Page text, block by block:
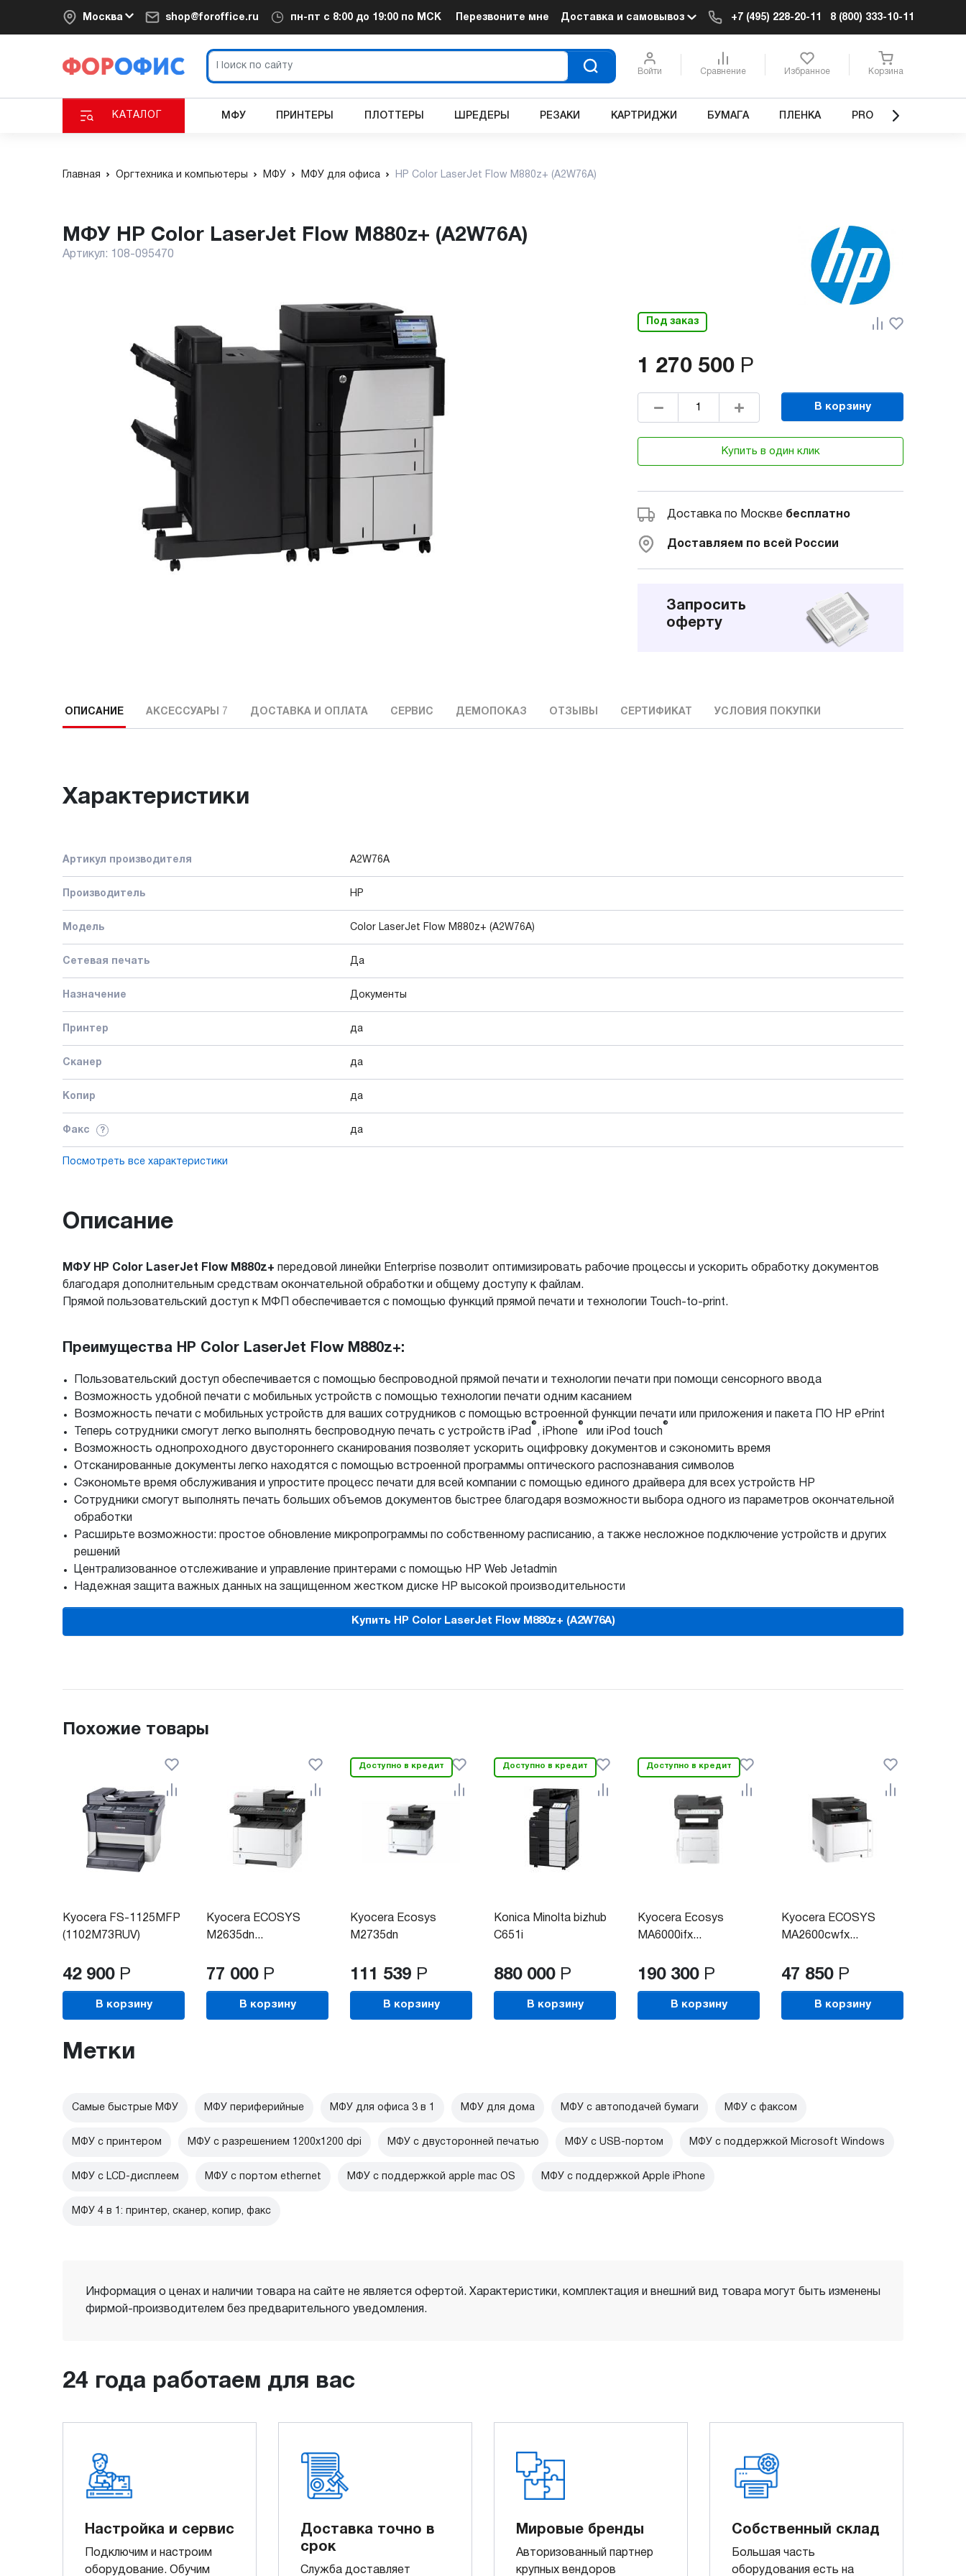
Москва shop@foroffice.ru пн-пт с 8:00 до 19:00 по МСК Перезвоните мне Доставка и самовывоз +7 (495) 228-20-11 8 (800) 333-10-11
Войти Сравнение Избранное Корзина
КАТАЛОГ МФУ ПРИНТЕРЫ ПЛОТТЕРЫ ШРЕДЕРЫ РЕЗАКИ КАРТРИДЖИ БУМАГА ПЛЕНКА PRO
Главная Оргтехника и компьютеры МФУ МФУ для офиса HP Color LaserJet Flow M880z+ (A2W76A)
МФУ HP Color LaserJet Flow M880z+ (A2W76A)
Артикул: 108-095470
Под заказ
1 270 500 Р
В корзину
Купить в один клик
Доставка по Москве бесплатно
Доставляем по всей России
Запросить
оферту
ОПИСАНИЕ АКСЕССУАРЫ 7 ДОСТАВКА И ОПЛАТА СЕРВИС ДЕМОПОКАЗ ОТЗЫВЫ СЕРТИФИКАТ УСЛОВИЯ ПОКУПКИ
Характеристики
Артикул производителя A2W76A
Производитель HP
Модель Color LaserJet Flow M880z+ (A2W76A)
Сетевая печать Да
Назначение Документы
Принтер да
Сканер да
Копир да
Факс ? да
Посмотреть все характеристики
Описание
МФУ HP Color LaserJet Flow M880z+ передовой линейки Enterprise позволит оптимизировать рабочие процессы и ускорить обработку документов
благодаря дополнительным средствам окончательной обработки и общему доступу к файлам.
Прямой пользовательский доступ к МФП обеспечивается с помощью функций прямой печати и технологии Touch-to-print.
Преимущества HP Color LaserJet Flow M880z+:
Пользовательский доступ обеспечивается с помощью беспроводной прямой печати и технологии печати при помощи сенсорного ввода
Возможность удобной печати с мобильных устройств с помощью технологии печати одним касанием
Возможность печати с мобильных устройств для ваших сотрудников с помощью встроенной функции печати или приложения и пакета ПО HP ePrint
Теперь сотрудники смогут легко выполнять беспроводную печать с устройств iPad
®
, iPhone
®
или iPod touch
®
Возможность однопроходного двустороннего сканирования позволяет ускорить оцифровку документов и сэкономить время
Отсканированные документы легко находятся с помощью встроенной программы оптического распознавания символов
Сэкономьте время обслуживания и упростите процесс печати для всей компании с помощью единого драйвера для всех устройств HP
Сотрудники смогут выполнять печать больших объемов документов быстрее благодаря возможности выбора одного из параметров окончательной
обработки
Расширьте возможности: простое обновление микропрограммы по собственному расписанию, а также несложное подключение устройств и других
решений
Централизованное отслеживание и управление принтерами с помощью HP Web Jetadmin
Надежная защита важных данных на защищенном жестком диске HP высокой производительности
Купить HP Color LaserJet Flow M880z+ (A2W76A)
Похожие товары
Kyocera FS-1125MFP
(1102M73RUV)
42 900 Р
В корзину
Kyocera ECOSYS
M2635dn...
77 000 Р
В корзину
Доступно в кредит
Kyocera Ecosys
M2735dn
111 539 Р
В корзину
Доступно в кредит
Konica Minolta bizhub
C651i
880 000 Р
В корзину
Доступно в кредит
Kyocera Ecosys
MA6000ifx...
190 300 Р
В корзину
Kyocera ECOSYS
MA2600cwfx...
47 850 Р
В корзину
Метки
Самые быстрые МФУ МФУ периферийные МФУ для офиса 3 в 1 МФУ для дома МФУ с автоподачей бумаги МФУ с факсом
МФУ с принтером МФУ с разрешением 1200x1200 dpi МФУ с двусторонней печатью МФУ c USB-портом МФУ с поддержкой Microsoft Windows
МФУ с LCD-дисплеем МФУ с портом ethernet МФУ с поддержкой apple mac OS МФУ с поддержкой Apple iPhone
МФУ 4 в 1: принтер, сканер, копир, факс
Информация о ценах и наличии товара на сайте не является офертой. Характеристики, комплектация и внешний вид товара могут быть изменены
фирмой-производителем без предварительного уведомления.
24 года работаем для вас
Настройка и сервис
Подключим и настроим
оборудование. Обучим
Доставка точно в
срок
Служба доставляет
Мировые бренды
Авторизованный партнер
крупных вендоров
Собственный склад
Большая часть
оборудования есть на